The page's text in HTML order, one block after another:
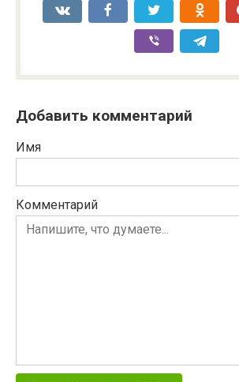
Добавить комментарий
Имя
Комментарий